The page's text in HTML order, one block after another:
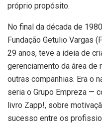
próprio propósito.
No final da década de
Fundação Getulio Vargas
29 anos, teve a ideia de
gerenciamento da área de
outras companhias. Era o
seria o Grupo Empreza —
livro Zapp!, sobre
sucesso entre os